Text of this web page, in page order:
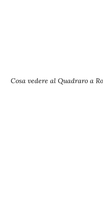
Cosa vedere al Quadraro a